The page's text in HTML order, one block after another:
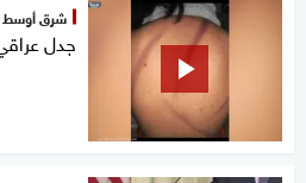
شرق أوسط
جدل